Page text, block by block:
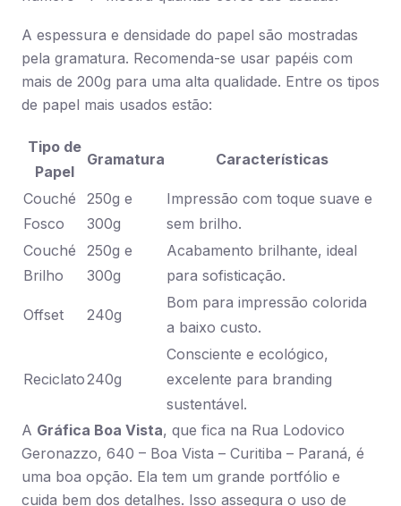
A espessura e densidade do papel são mostradas
pela gramatura. Recomenda-se usar papéis com
mais de 200g para uma alta qualidade. Entre os tipos
de papel mais usados estão:
Tipo de
Papel
Gramatura Características
Couché
Fosco
250g e
300g
Impressão com toque suave e
sem brilho.
Couché
Brilho
250g e
300g
Acabamento brilhante, ideal
para sofisticação.
Offset 240g
Bom para impressão colorida
a baixo custo.
Reciclato240g
Consciente e ecológico,
excelente para branding
sustentável.
A Gráfica Boa Vista, que fica na Rua Lodovico
Geronazzo, 640 – Boa Vista – Curitiba – Paraná, é
uma boa opção. Ela tem um grande portfólio e
cuida bem dos detalhes. Isso assegura o uso de